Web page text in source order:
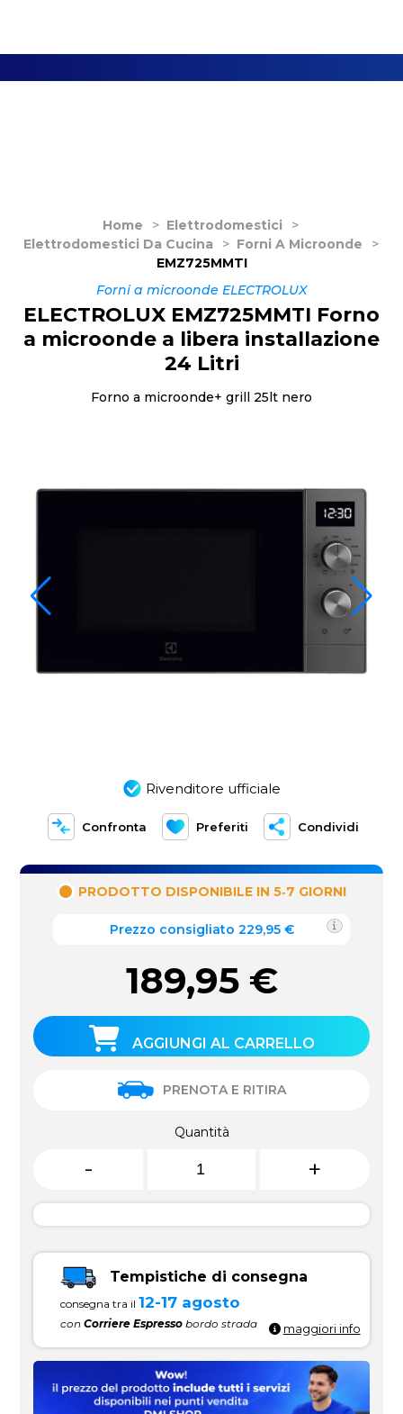
Home > Elettrodomestici
>
Elettrodomestici Da Cucina
> Forni A Microonde
>
EMZ725MMTI
Forni a microonde ELECTROLUX
Rivenditore ufficiale
Confronta Preferiti Condividi
ELECTROLUX EMZ725MMTI Forno
a microonde a libera installazione
24 Litri
Forno a microonde+ grill 25lt nero
PRODOTTO DISPONIBILE IN 5‑7 GIORNI
Prezzo consigliato 229,95 €
189,95 €
AGGIUNGI AL CARRELLO
PRENOTA E RITIRA
Quantità
- +
Tempistiche di consegna
consegna tra il 12-17 agosto
conCorriere Espresso bordo strada maggiori info